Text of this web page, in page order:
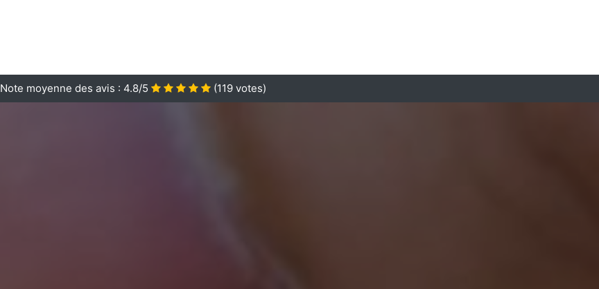
Note moyenne des avis : 4.8/5 (119 votes)